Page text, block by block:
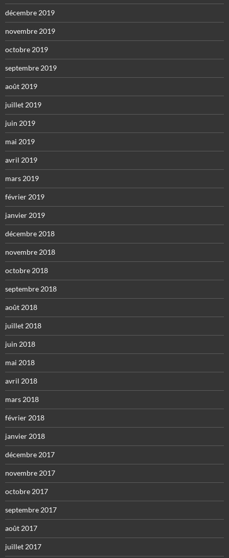
décembre 2019
novembre 2019
octobre 2019
septembre 2019
août 2019
juillet 2019
juin 2019
mai 2019
avril 2019
mars 2019
février 2019
janvier 2019
décembre 2018
novembre 2018
octobre 2018
septembre 2018
août 2018
juillet 2018
juin 2018
mai 2018
avril 2018
mars 2018
février 2018
janvier 2018
décembre 2017
novembre 2017
octobre 2017
septembre 2017
août 2017
juillet 2017